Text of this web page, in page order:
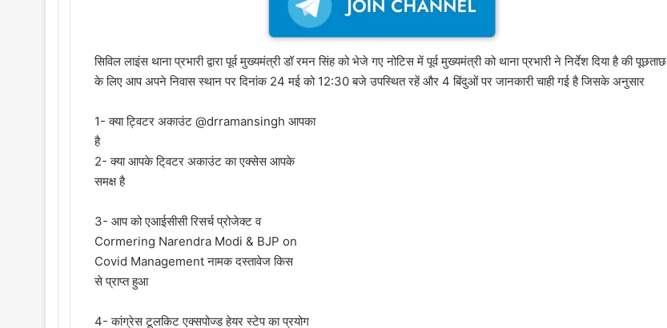
सिविल लाइंस थाना प्रभारी द्वारा पूर्व मुख्यमंत्री डॉ रमन सिंह को भेजे गए नोटिस में पूर्व मुख्यमंत्री को थाना प्रभारी ने निर्देश दिया है की पूछताछ
के लिए आप अपने निवास स्थान पर दिनांक 24 मई को 12:30 बजे उपस्थित रहें और 4 बिंदुओं पर जानकारी चाही गई है जिसके अनुसार
1- क्या ट्विटर अकाउंट @drramansingh आपका
है
2- क्या आपके टि्वटर अकाउंट का एक्सेस आपके
समक्ष है
3- आप को एआईसीसी रिसर्च प्रोजेक्ट व
Cormering Narendra Modi & BJP on
Covid Management नामक दस्तावेज किस
से प्राप्त हुआ
4- कांग्रेस टूलकिट एक्सपोज्ड हेयर स्टेप का प्रयोग